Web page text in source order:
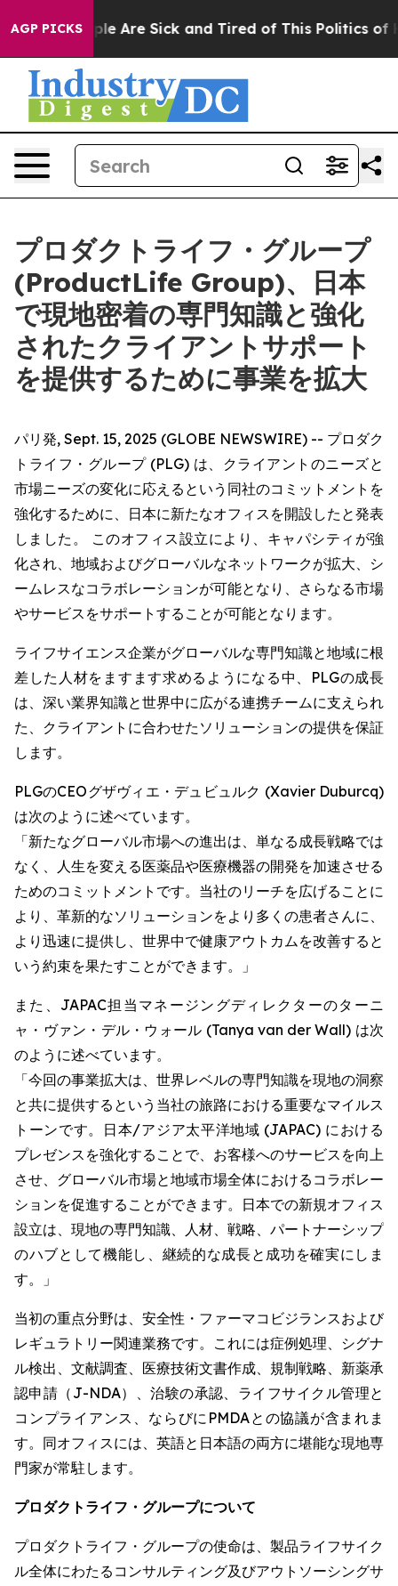
AGP PICKS
“People Are Sick and Tired of This Politics of
プロダクトライフ・グループ
(ProductLife Group)、日本
で現地密着の専門知識と強化
されたクライアントサポート
を提供するために事業を拡大
パリ発, Sept. 15, 2025 (GLOBE NEWSWIRE) -- プロダク
トライフ・グループ (PLG) は、クライアントのニーズと
市場ニーズの変化に応えるという同社のコミットメントを
強化するために、日本に新たなオフィスを開設したと発表
しました。 このオフィス設立により、キャパシティが強
化され、地域およびグローバルなネットワークが拡大、シ
ームレスなコラボレーションが可能となり、さらなる市場
やサービスをサポートすることが可能となります。
ライフサイエンス企業がグローバルな専門知識と地域に根
差した人材をますます求めるようになる中、PLGの成長
は、深い業界知識と世界中に広がる連携チームに支えられ
た、クライアントに合わせたソリューションの提供を保証
します。
PLGのCEOグザヴィエ・デュビュルク (Xavier Duburcq)
は次のように述べています。
「新たなグローバル市場への進出は、単なる成長戦略では
なく、人生を変える医薬品や医療機器の開発を加速させる
ためのコミットメントです。当社のリーチを広げることに
より、革新的なソリューションをより多くの患者さんに、
より迅速に提供し、世界中で健康アウトカムを改善すると
いう約束を果たすことができます。」
また、JAPAC担当マネージングディレクターのターニ
ャ・ヴァン・デル・ウォール (Tanya van der Wall) は次
のように述べています。
「今回の事業拡大は、世界レベルの専門知識を現地の洞察
と共に提供するという当社の旅路における重要なマイルス
トーンです。日本/アジア太平洋地域 (JAPAC) における
プレゼンスを強化することで、お客様へのサービスを向上
させ、グローバル市場と地域市場全体におけるコラボレー
ションを促進することができます。日本での新規オフィス
設立は、現地の専門知識、人材、戦略、パートナーシップ
のハブとして機能し、継続的な成長と成功を確実にしま
す。」
当初の重点分野は、安全性・ファーマコビジランスおよび
レギュラトリー関連業務です。これには症例処理、シグナ
ル検出、文献調査、医療技術文書作成、規制戦略、新薬承
認申請（J-NDA）、治験の承認、ライフサイクル管理と
コンプライアンス、ならびにPMDAとの協議が含まれま
す。同オフィスには、英語と日本語の両方に堪能な現地専
門家が常駐します。
プロダクトライフ・グループについて
プロダクトライフ・グループの使命は、製品ライフサイク
ル全体にわたるコンサルティング及びアウトソーシングサ